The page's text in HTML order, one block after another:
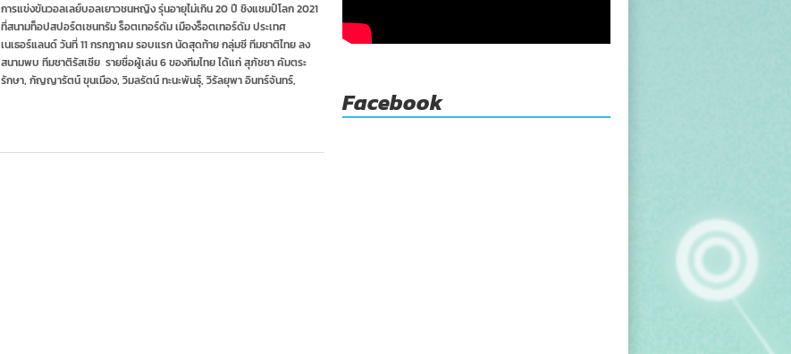
ไทย
ยู
20
พ่าย
รัสเซีย
3
ศึก
การแข่งขันวอลเลย์บอลเยาวชนหญิง รุ่นอายุไม่เกิน 20 ปี ชิงแชมป์โลก 2021
ที่สนามท็อปสปอร์ตเซนทรัม ร็อตเทอร์ดัม เมืองร็อตเทอร์ดัม ประเทศ
เนเธอร์แลนด์ วันที่ 11 กรกฎาคม รอบแรก นัดสุดท้าย กลุ่มซี ทีมชาติไทย ลง
สนามพบ ทีมชาติรัสเซีย รายชื่อผู้เล่น 6 ของทีมไทย ได้แก่ สุภัชชา คัมตระ
รักษา, กัญญารัตน์ ขุนเมือง, วิมลรัตน์ ทะนะพันธุ์, วิรัลยุพา อินทร์จันทร์,
Facebook